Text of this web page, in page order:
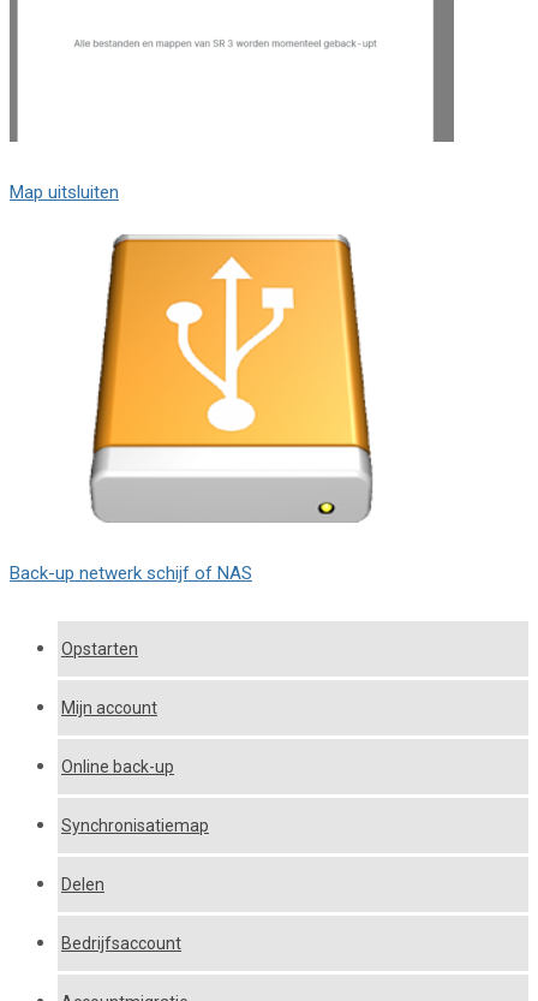
Map uitsluiten
Back-up netwerk schijf of NAS
Opstarten
Mijn account
Online back-up
Synchronisatiemap
Delen
Bedrijfsaccount